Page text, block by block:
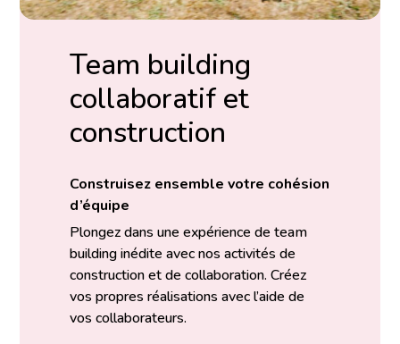
Team building
collaboratif et
construction
Construisez ensemble votre cohésion
d’équipe
Plongez dans une expérience de team
building inédite avec nos activités de
construction et de collaboration. Créez
vos propres réalisations avec l’aide de
vos collaborateurs.